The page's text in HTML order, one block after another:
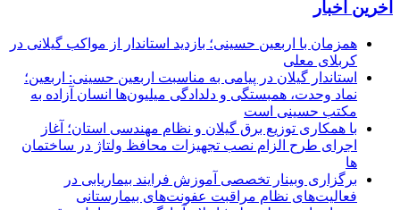
آخرین اخبار
همزمان با اربعین حسینی؛ بازدید استاندار از مواکب گیلانی در
کربلای معلی
استاندار گیلان در پیامی به مناسبت اربعین حسینی: اربعین؛
نماد وحدت، همبستگی و دلدادگی میلیون‌ها انسان آزاده به
مکتب حسینی است
با همکاری توزیع برق گیلان و نظام مهندسی استان؛ آغاز
اجرای طرح الزام نصب تجهیزات محافظ ولتاژ در ساختمان
ها
برگزاری وبینار تخصصی آموزش فرایند بیماریابی در
فعالیت‌های نظام مراقبت عفونت‌های بیمارستانی